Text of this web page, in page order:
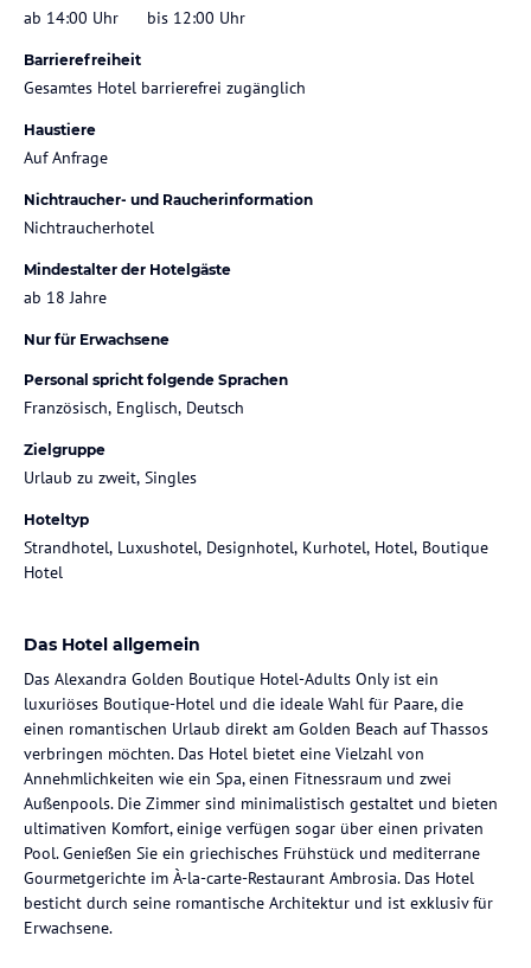
ab 14:00 Uhr bis 12:00 Uhr
Barrierefreiheit
Gesamtes Hotel barrierefrei zugänglich
Haustiere
Auf Anfrage
Nichtraucher- und Raucherinformation
Nichtraucherhotel
Mindestalter der Hotelgäste
ab 18 Jahre
Nur für Erwachsene
Personal spricht folgende Sprachen
Französisch, Englisch, Deutsch
Zielgruppe
Urlaub zu zweit, Singles
Hoteltyp
Strandhotel, Luxushotel, Designhotel, Kurhotel, Hotel, Boutique
Hotel
Das Hotel allgemein
Das Alexandra Golden Boutique Hotel-Adults Only ist ein
luxuriöses Boutique-Hotel und die ideale Wahl für Paare, die
einen romantischen Urlaub direkt am Golden Beach auf Thassos
verbringen möchten. Das Hotel bietet eine Vielzahl von
Annehmlichkeiten wie ein Spa, einen Fitnessraum und zwei
Außenpools. Die Zimmer sind minimalistisch gestaltet und bieten
ultimativen Komfort, einige verfügen sogar über einen privaten
Pool. Genießen Sie ein griechisches Frühstück und mediterrane
Gourmetgerichte im À-la-carte-Restaurant Ambrosia. Das Hotel
besticht durch seine romantische Architektur und ist exklusiv für
Erwachsene.